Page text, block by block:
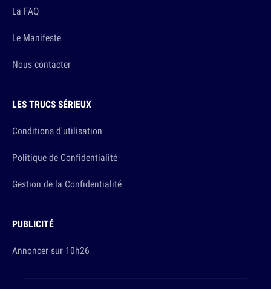
La FAQ
Le Manifeste
Nous contacter
LES TRUCS SÉRIEUX
Conditions d'utilisation
Politique de Confidentialité
Gestion de la Confidentialité
PUBLICITÉ
Annoncer sur 10h26